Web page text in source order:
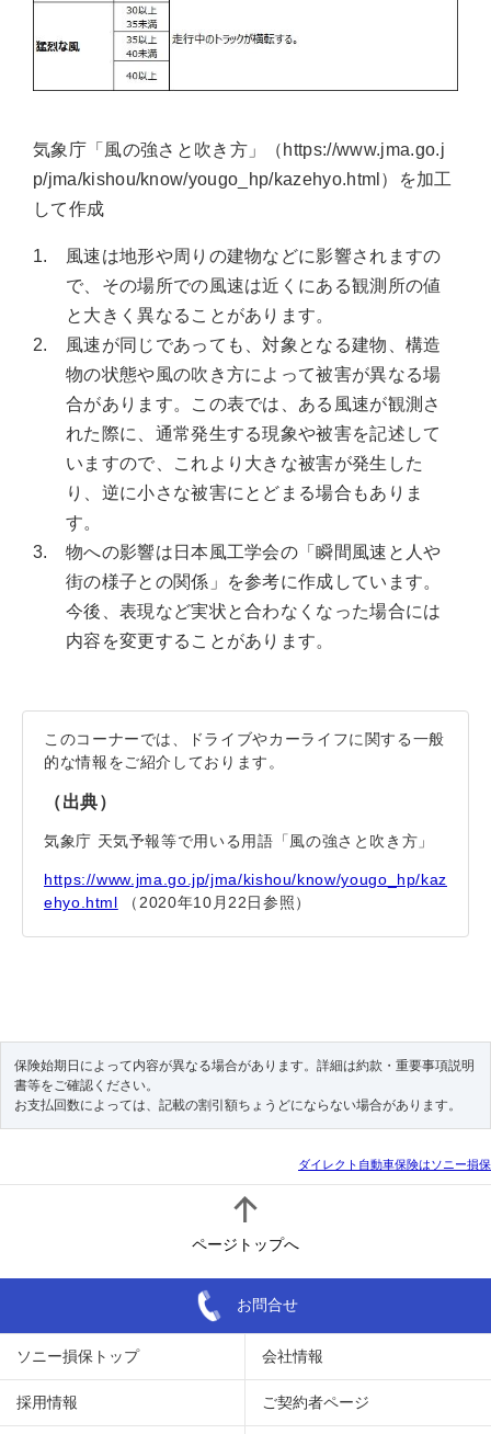
気象庁「風の強さと吹き方」（https://www.jma.go.j
p/jma/kishou/know/yougo_hp/kazehyo.html）を加工
して作成
1.
風速は地形や周りの建物などに影響されますの
で、その場所での風速は近くにある観測所の値
と大きく異なることがあります。
2.
風速が同じであっても、対象となる建物、構造
物の状態や風の吹き方によって被害が異なる場
合があります。この表では、ある風速が観測さ
れた際に、通常発生する現象や被害を記述して
いますので、これより大きな被害が発生した
り、逆に小さな被害にとどまる場合もありま
す。
3. 物への影響は日本風工学会の「瞬間風速と人や
街の様子との関係」を参考に作成しています。
今後、表現など実状と合わなくなった場合には
内容を変更することがあります。
このコーナーでは、ドライブやカーライフに関する一般
的な情報をご紹介しております。
（出典）
気象庁 天気予報等で用いる用語「風の強さと吹き方」
https://www.jma.go.jp/jma/kishou/know/yougo_hp/kaz
ehyo.html （2020年10月22日参照）
保険始期日によって内容が異なる場合があります。詳細は約款・重要事項説明
書等をご確認ください。
お支払回数によっては、記載の割引額ちょうどにならない場合があります。
ダイレクト自動車保険はソニー損保
ページトップへ
お問合せ
ソニー損保トップ 会社情報
採用情報 ご契約者ページ